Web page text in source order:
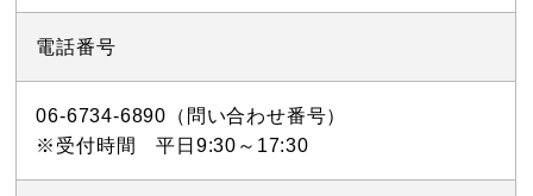
電話番号
06-6734-6890（問い合わせ番号）
※受付時間 平日9:30～17:30